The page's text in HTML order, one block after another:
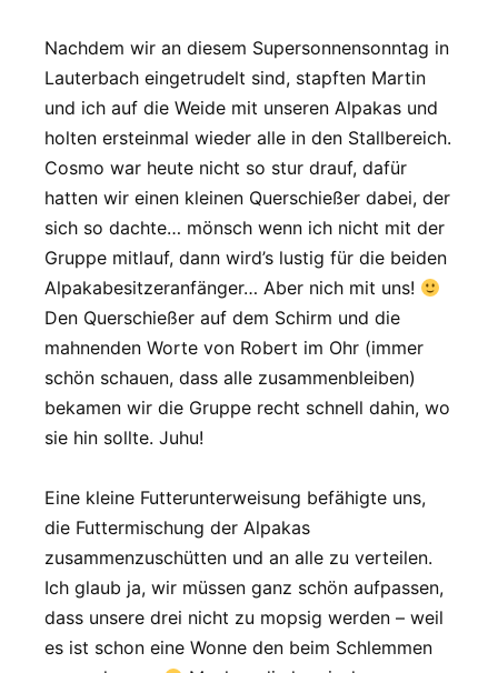
Nachdem wir an diesem Supersonnensonntag in
Lauterbach eingetrudelt sind, stapften Martin
und ich auf die Weide mit unseren Alpakas und
holten ersteinmal wieder alle in den Stallbereich.
Cosmo war heute nicht so stur drauf, dafür
hatten wir einen kleinen Querschießer dabei, der
sich so dachte… mönsch wenn ich nicht mit der
Gruppe mitlauf, dann wird’s lustig für die beiden
Alpakabesitzeranfänger… Aber nich mit uns!
Den Querschießer auf dem Schirm und die
mahnenden Worte von Robert im Ohr (immer
schön schauen, dass alle zusammenbleiben)
bekamen wir die Gruppe recht schnell dahin, wo
sie hin sollte. Juhu!
Eine kleine Futterunterweisung befähigte uns,
die Futtermischung der Alpakas
zusammenzuschütten und an alle zu verteilen.
Ich glaub ja, wir müssen ganz schön aufpassen,
dass unsere drei nicht zu mopsig werden – weil
es ist schon eine Wonne den beim Schlemmen